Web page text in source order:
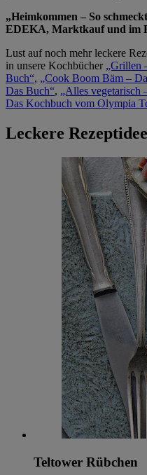
„Heimkommen – So
EDEKA, Marktkauf und im
Lust auf noch mehr leckere
in unsere Kochbücher „Grillen
Buch“, „Cook Boom Bäm –
Das Buch“, „Alles vegetarisch
Das Kochbuch vom Olympia
Leckere
Teltower Rübchen